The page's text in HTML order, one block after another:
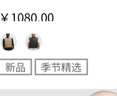
￥1080.00
新品 季节精选